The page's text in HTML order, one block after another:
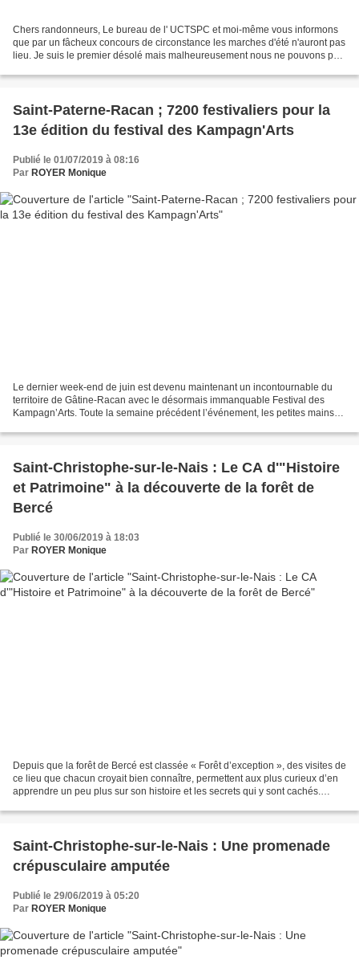
Chers randonneurs, Le bureau de l' UCTSPC et moi-même vous informons
que par un fâcheux concours de circonstance les marches d'été n'auront pas
lieu. Je suis le premier désolé mais malheureusement nous ne pouvons pas
Saint-Paterne-Racan ; 7200 festivaliers pour la
13e édition du festival des Kampagn'Arts
Publié le 01/07/2019 à 08:16
Par ROYER Monique
Le dernier week-end de juin est devenu maintenant un incontournable du
territoire de Gâtine-Racan avec le désormais immanquable Festival des
Kampagn’Arts. Toute la semaine précédent l’événement, les petites mains
Saint-Christophe-sur-le-Nais : Le CA d'"Histoire
et Patrimoine" à la découverte de la forêt de
Bercé
Publié le 30/06/2019 à 18:03
Par ROYER Monique
Depuis que la forêt de Bercé est classée « Forêt d’exception », des visites de
ce lieu que chacun croyait bien connaître, permettent aux plus curieux d’en
apprendre un peu plus sur son histoire et les secrets qui y sont cachés.
Saint-Christophe-sur-le-Nais : Une promenade
crépusculaire amputée
Publié le 29/06/2019 à 05:20
Par ROYER Monique